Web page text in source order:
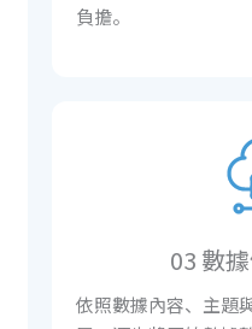
負擔。
03 數
依照數據內容、主題